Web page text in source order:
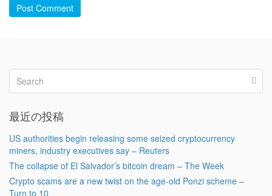
Post Comment
最近の投稿
US authorities begin releasing some seized cryptocurrency
miners, industry executives say – Reuters
The collapse of El Salvador’s bitcoin dream – The Week
Crypto scams are a new twist on the age-old Ponzi scheme –
Turn to 10